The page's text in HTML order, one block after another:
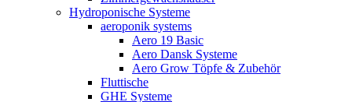
Hydroponische Systeme
aeroponik systems
Aero 19 Basic
Aero Dansk Systeme
Aero Grow Töpfe & Zubehör
Fluttische
GHE Systeme